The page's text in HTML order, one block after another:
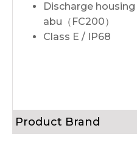
Discharge
abu（FC200）
Class E / IP68
Product Brand